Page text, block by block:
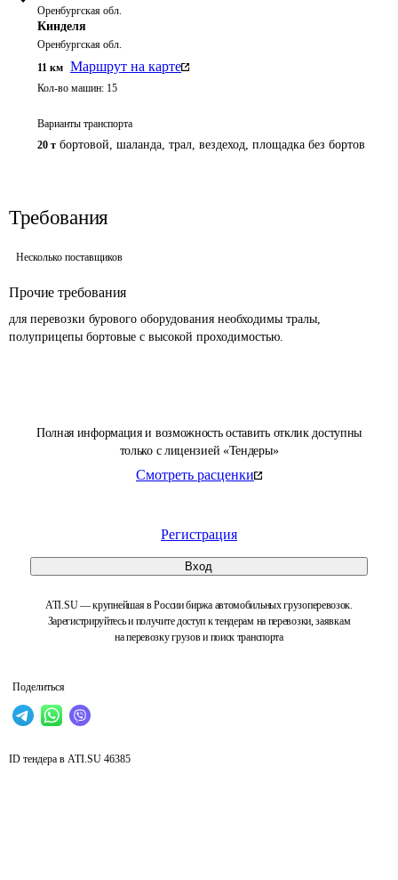
Полная информация и возможность оставить отклик доступны
только с лицензией «Тендеры»
Смотреть расценки
Регистрация
Вход
ATI.SU — крупнейшая в России биржа автомобильных грузоперевозок.
Зарегистрируйтесь и получите доступ к тендерам на перевозки, заявкам
на перевозку грузов и поиск транспорта
Поделиться
Оренбургская обл.
Кинделя
Оренбургская обл.
11 км Маршрут на карте
Кол-во машин: 15
Варианты транспорта
20 т бортовой, шаланда, трал, вездеход, площадка без бортов
Требования
Несколько поставщиков
Прочие требования
для перевозки бурового оборудования необходимы тралы,
полуприцепы бортовые с высокой проходимостью.
ID тендера в ATI.SU 46385